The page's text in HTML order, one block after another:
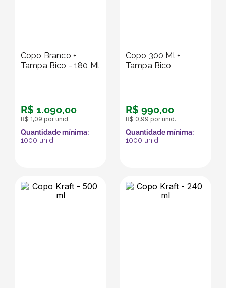
Copo Branco +
Tampa Bico - 180 Ml
R$ 1.090,00
R$ 1,09 por unid.
Quantidade mínima:
1000 unid.
Copo 300 Ml +
Tampa Bico
R$ 990,00
R$ 0,99 por unid.
Quantidade mínima:
1000 unid.